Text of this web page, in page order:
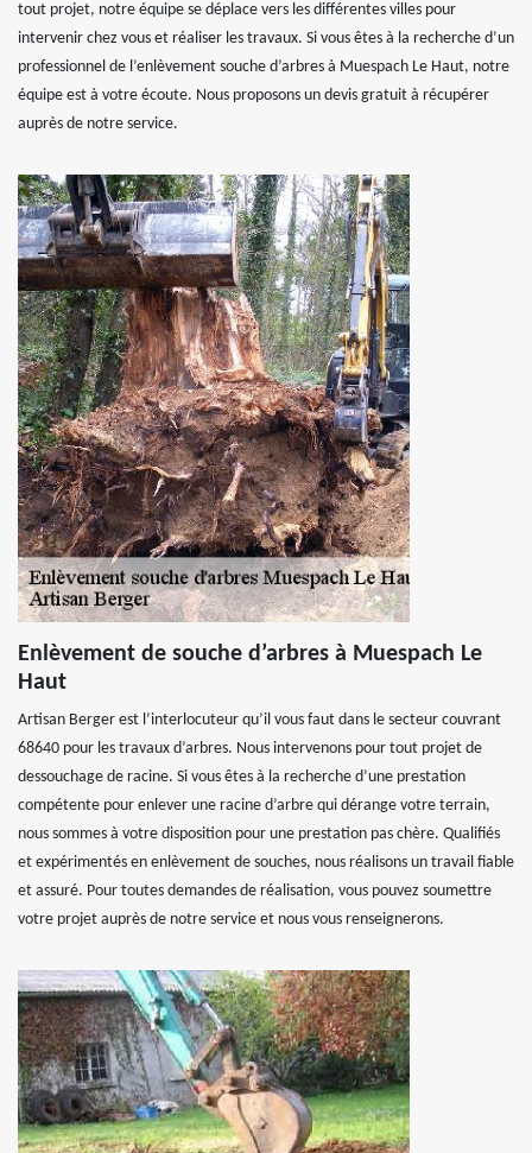
tout projet, notre équipe se déplace vers les différentes villes pour
intervenir chez vous et réaliser les travaux. Si vous êtes à la recherche d’un
professionnel de l’enlèvement souche d’arbres à Muespach Le Haut, notre
équipe est à votre écoute. Nous proposons un devis gratuit à récupérer
auprès de notre service.
Enlèvement de souche d’arbres à Muespach Le
Haut
Artisan Berger est l’interlocuteur qu’il vous faut dans le secteur couvrant
68640 pour les travaux d’arbres. Nous intervenons pour tout projet de
dessouchage de racine. Si vous êtes à la recherche d’une prestation
compétente pour enlever une racine d’arbre qui dérange votre terrain,
nous sommes à votre disposition pour une prestation pas chère. Qualifiés
et expérimentés en enlèvement de souches, nous réalisons un travail fiable
et assuré. Pour toutes demandes de réalisation, vous pouvez soumettre
votre projet auprès de notre service et nous vous renseignerons.